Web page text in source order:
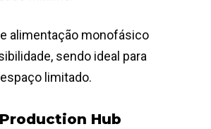
alimentação monofásico
sendo ideal para
limitado.
Hub